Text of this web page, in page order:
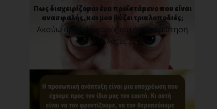
Πως διαχειρίζομαι ένα προϊστάμενο που είναι
ανασφαλής, και μου βάζει τρικλοποδιές;
Ακούω αρκετές φορές αυτή την ερώτηση
από πελάτες μ[...]